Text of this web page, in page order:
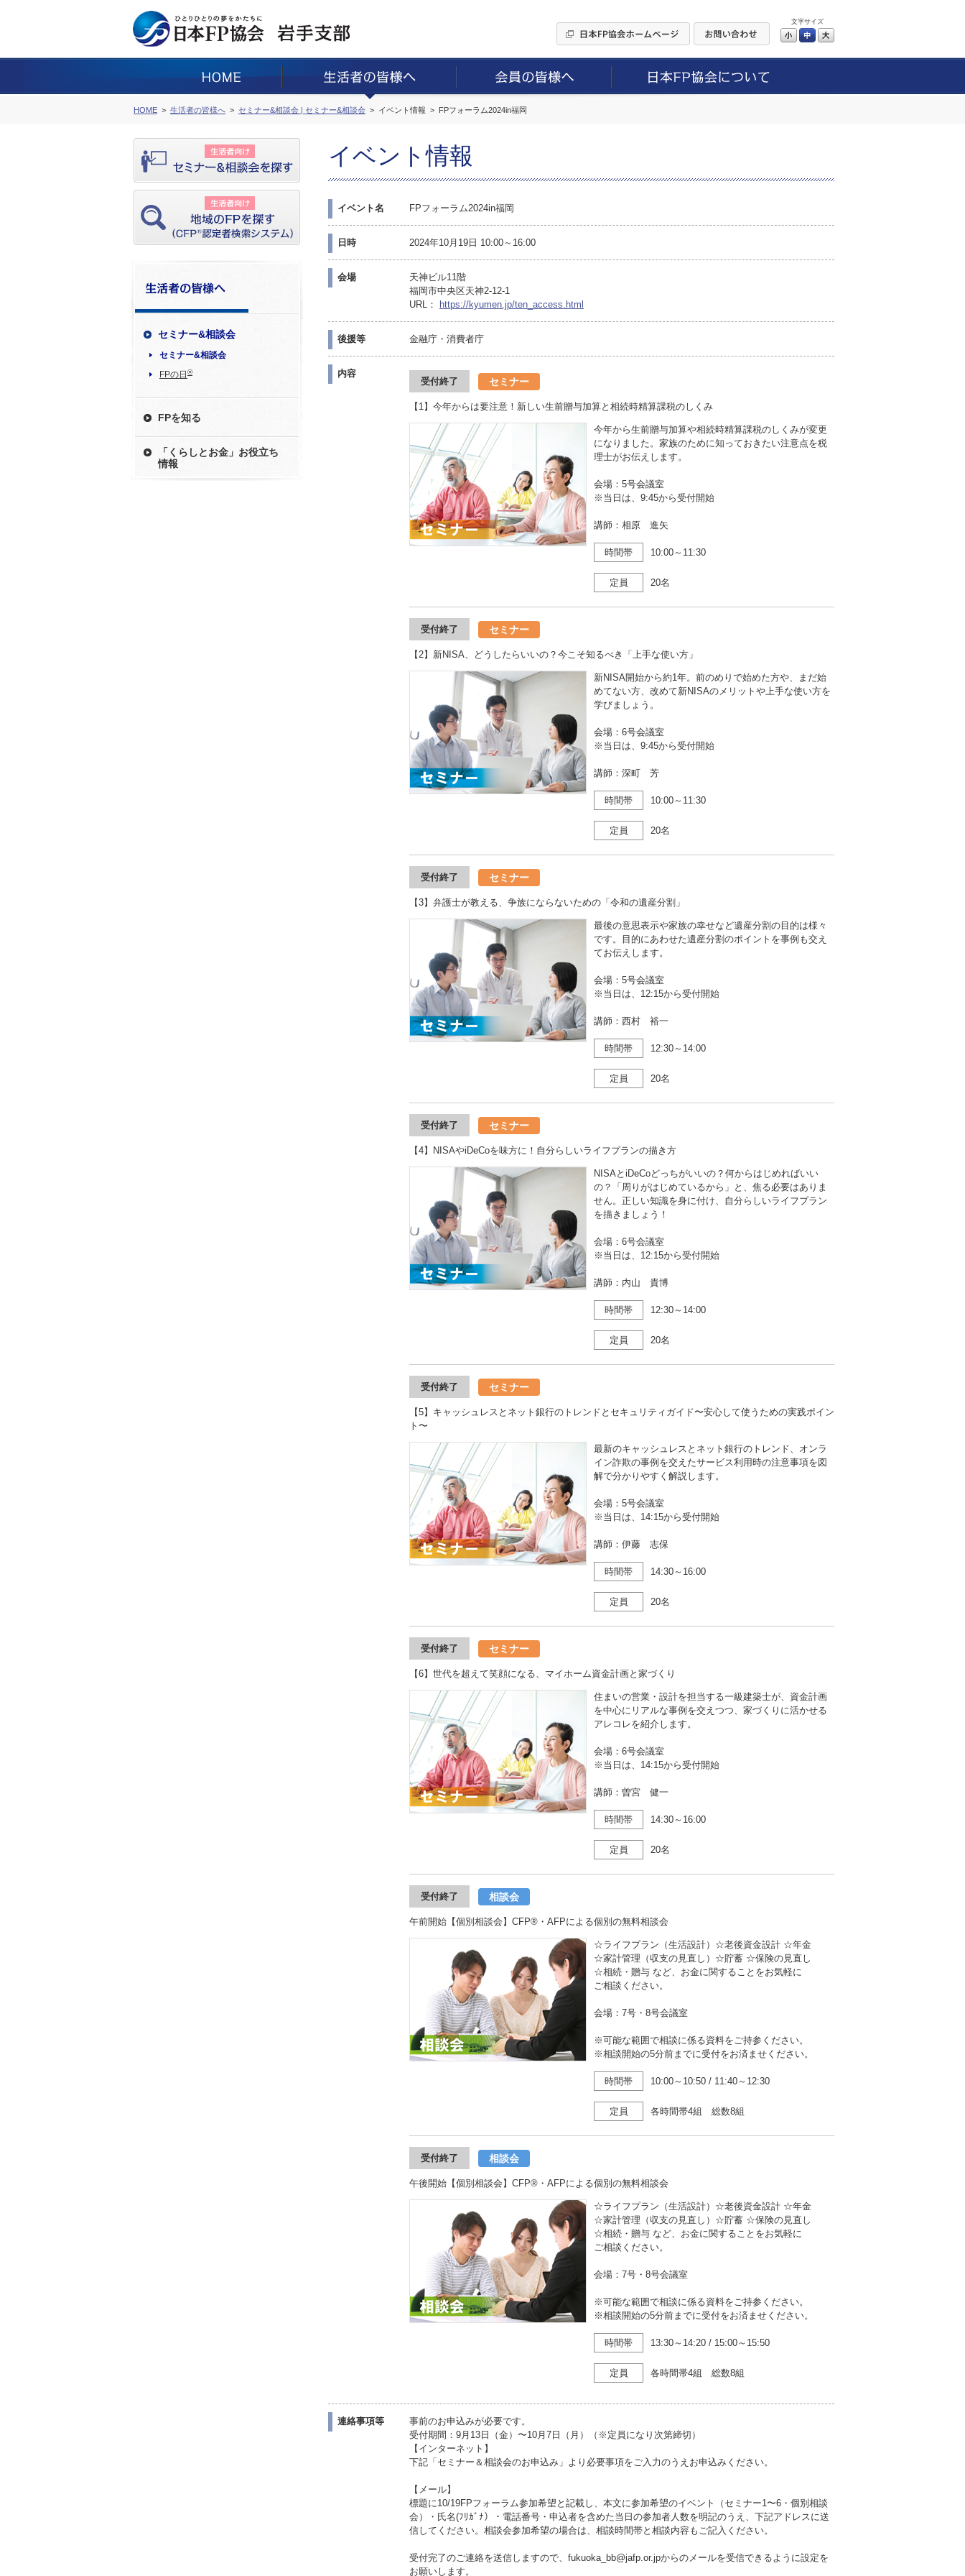
文字サイズ
小 中
HOME 生活者の皆様へ セミナー&相談会 | セミナー&相談会 イベント情報 FPフォーラム2024in福岡
セミナー&相談会
セミナー&相談会
FPの日 ®
FPを知る
「くらしとお金」お役立ち
情報
イベント情報
イベント名 FPフォーラム2024in福岡
日時 2024年10月19日 10:00～16:00
会場
天神ビル11階
福岡市中央区天神2-12-1
URL：
https://kyumen.jp/ten_access.html
後援等 金融庁・消費者庁
内容
受付終了 セミナー
【1】今年からは要注意！新しい生前贈与加算と相続時精算課税のしくみ
今年から生前贈与加算や相続時精算課税のしくみが変更
になりました。家族のために知っておきたい注意点を税
理士がお伝えします。
会場：5号会議室
※当日は、9:45から受付開始
講師：相原 進矢
時間帯 10:00～11:30
定員 20名
受付終了 セミナー
【2】新NISA、どうしたらいいの？今こそ知るべき「上手な使い方」
新NISA開始から約1年。前のめりで始めた方や、まだ始
めてない方、改めて新NISAのメリットや上手な使い方を
学びましょう。
会場：6号会議室
※当日は、9:45から受付開始
講師：深町 芳
時間帯 10:00～11:30
定員 20名
受付終了 セミナー
【3】弁護士が教える、争族にならないための「令和の遺産分割」
最後の意思表示や家族の幸せなど遺産分割の目的は様々
です。目的にあわせた遺産分割のポイントを事例も交え
てお伝えします。
会場：5号会議室
※当日は、12:15から受付開始
講師：西村 裕一
時間帯 12:30～14:00
定員 20名
受付終了 セミナー
【4】NISAやiDeCoを味方に！自分らしいライフプランの描き方
NISAとiDeCoどっちがいいの？何からはじめればいい
の？「周りがはじめているから」と、焦る必要はありま
せん。正しい知識を身に付け、自分らしいライフプラン
を描きましょう！
会場：6号会議室
※当日は、12:15から受付開始
講師：内山 貴博
時間帯 12:30～14:00
定員 20名
受付終了 セミナー
【5】キャッシュレスとネット銀行のトレンドとセキュリティガイド〜安心して使うための実践ポイン
ト〜
最新のキャッシュレスとネット銀行のトレンド、オンラ
イン詐欺の事例を交えたサービス利用時の注意事項を図
解で分かりやすく解説します。
会場：5号会議室
※当日は、14:15から受付開始
講師：伊藤 志保
時間帯 14:30～16:00
定員 20名
受付終了 セミナー
【6】世代を超えて笑顔になる、マイホーム資金計画と家づくり
住まいの営業・設計を担当する一級建築士が、資金計画
を中心にリアルな事例を交えつつ、家づくりに活かせる
アレコレを紹介します。
会場：6号会議室
※当日は、14:15から受付開始
講師：曽宮 健一
時間帯 14:30～16:00
定員 20名
受付終了 相談会
午前開始【個別相談会】CFP®・AFPによる個別の無料相談会
☆ライフプラン（生活設計）☆老後資金設計 ☆年金
☆家計管理（収支の見直し）☆貯蓄 ☆保険の見直し
☆相続・贈与 など、お金に関することをお気軽に
ご相談ください。
会場：7号・8号会議室
※可能な範囲で相談に係る資料をご持参ください。
※相談開始の5分前までに受付をお済ませください。
時間帯 10:00～10:50 / 11:40～12:30
定員 各時間帯4組 総数8組
受付終了 相談会
午後開始【個別相談会】CFP®・AFPによる個別の無料相談会
☆ライフプラン（生活設計）☆老後資金設計 ☆年金
☆家計管理（収支の見直し）☆貯蓄 ☆保険の見直し
☆相続・贈与 など、お金に関することをお気軽に
ご相談ください。
会場：7号・8号会議室
※可能な範囲で相談に係る資料をご持参ください。
※相談開始の5分前までに受付をお済ませください。
時間帯 13:30～14:20 / 15:00～15:50
定員 各時間帯4組 総数8組
連絡事項等
事前のお申込みが必要です。
受付期間：9月13日（金）〜10月7日（月）（※定員になり次第締切）
【インターネット】
下記「セミナー＆相談会のお申込み」より必要事項をご入力のうえお申込みください。
【メール】
標題に10/19FPフォーラム参加希望と記載し、本文に参加希望のイベント（セミナー1〜6・個別相談
会）・氏名(ﾌﾘｶﾞﾅ）・電話番号・申込者を含めた当日の参加者人数を明記のうえ、下記アドレスに送
信してください。相談会参加希望の場合は、相談時間帯と相談内容もご記入ください。
受付完了のご連絡を送信しますので、fukuoka_bb@jafp.or.jpからのメールを受信できるように設定を
お願いします。